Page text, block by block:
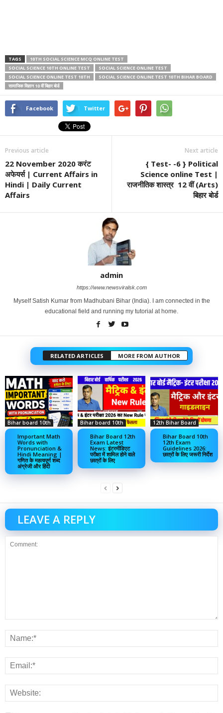
TAGS
10TH SOCIAL SCIENCE MCQ ONLINE TEST
SOCIAL SCIENCE 10TH ONLINE TEST
SOCIAL SCIENCE ONLINE TEST
SOCIAL SCIENCE ONLINE TEST 10TH
SOCIAL SCIENCE ONLINE TEST 10TH BIHAR BOARD
सामाजिक विज्ञान 10 वीं बिहार बोर्ड
Facebook Twitter
Previous article
22 November 2020 करंट
अफेयर्स | Current Affairs in
Hindi | Daily Current
Affairs
Next article
{ Test- -6 } Political
Science online Test |
राजनीतिक शास्त्र 12 वीं (Arts)
बिहार बोर्ड
admin
https://www.newsviralsk.com
Myself Satish Kumar from Madhubani Bihar (India). I am connected in the
educational field and running my tutorial at home.
RELATED ARTICLES MORE FROM AUTHOR
Bihar board 10th
Important Math
Words with
Pronunciation &
Hindi Meaning |
गणित के महत्वपूर्ण शब्द
अंग्रेजी और हिंदी
Bihar board 10th
Bihar Board 12th
Exam Latest
News: इंटरमीडिएट
परीक्षा में शामिल होने वाले
छात्रों के लिए
12th Bihar Board
Bihar Board 10th
12th Exam
Guidelines 2026:
छात्रों के लिए जरूरी निर्देश
LEAVE A REPLY